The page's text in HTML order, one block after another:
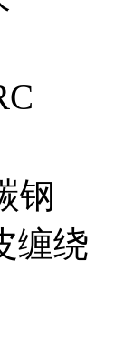
钢
缠绕